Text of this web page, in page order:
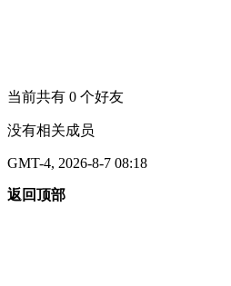
当前共有 0 个好友
没有相关成员
GMT-4, 2026-8-7 08:18
返回顶部